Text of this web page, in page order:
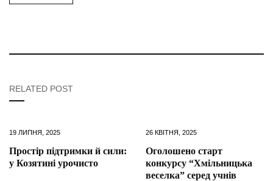
RELATED POST
19 ЛИПНЯ, 2025
Простір підтримки й сили:
у Козятині урочисто
26 КВІТНЯ, 2025
Оголошено старт
конкурсу “Хмільницька
веселка” серед учнів